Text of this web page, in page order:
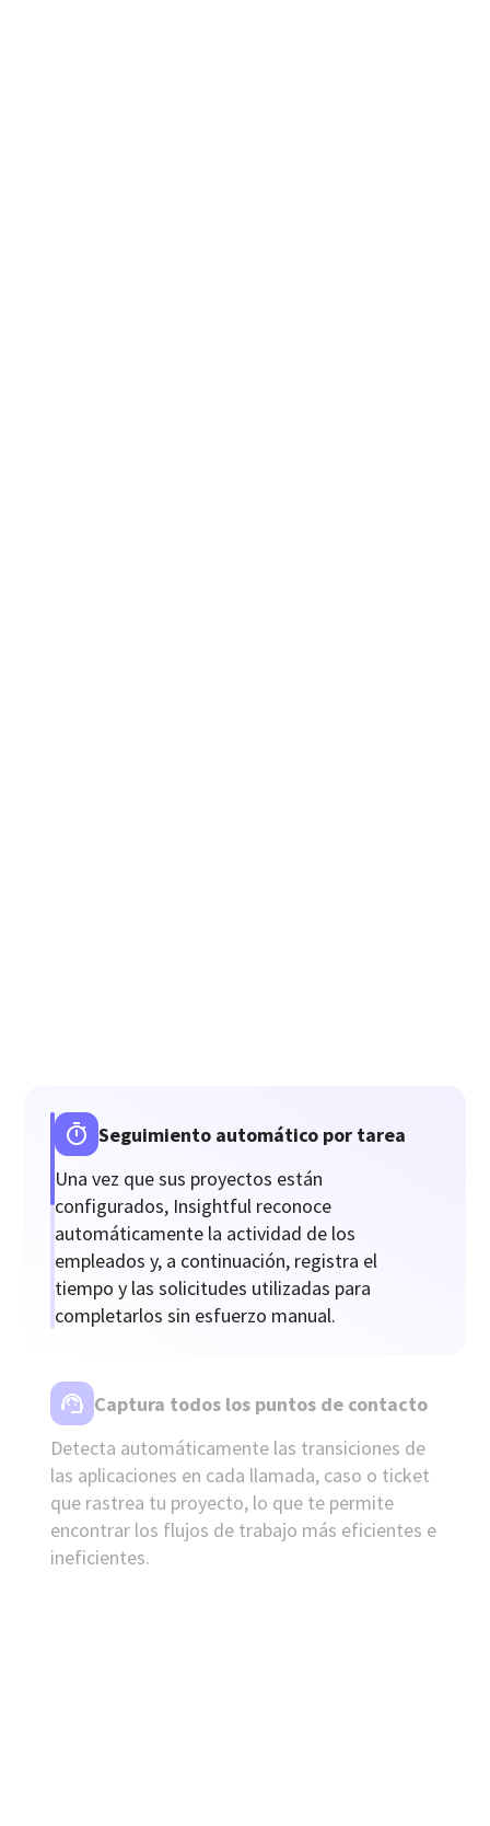
Seguimiento automático por tarea
Una vez que sus proyectos están
configurados, Insightful reconoce
automáticamente la actividad de los
empleados y, a continuación, registra el
tiempo y las solicitudes utilizadas para
completarlos sin esfuerzo manual.
Captura todos los puntos de contacto
Detecta automáticamente las transiciones de
las aplicaciones en cada llamada, caso o ticket
que rastrea tu proyecto, lo que te permite
encontrar los flujos de trabajo más eficientes e
ineficientes.